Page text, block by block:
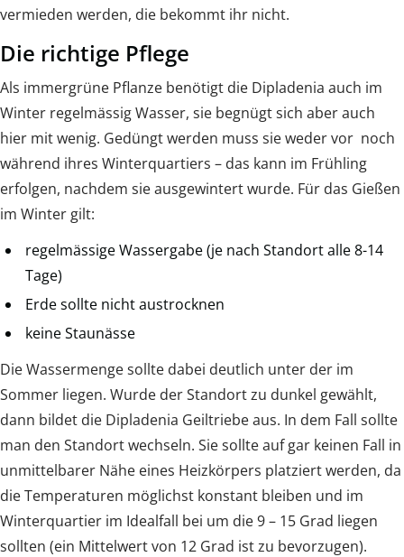
vermieden werden, die bekommt ihr nicht.
Die richtige Pflege
Als immergrüne Pflanze benötigt die Dipladenia auch im
Winter regelmässig Wasser, sie begnügt sich aber auch
hier mit wenig. Gedüngt werden muss sie weder vor noch
während ihres Winterquartiers – das kann im Frühling
erfolgen, nachdem sie ausgewintert wurde. Für das Gießen
im Winter gilt:
regelmässige Wassergabe (je nach Standort alle 8-14
Tage)
Erde sollte nicht austrocknen
keine Staunässe
Die Wassermenge sollte dabei deutlich unter der im
Sommer liegen. Wurde der Standort zu dunkel gewählt,
dann bildet die Dipladenia Geiltriebe aus. In dem Fall sollte
man den Standort wechseln. Sie sollte auf gar keinen Fall in
unmittelbarer Nähe eines Heizkörpers platziert werden, da
die Temperaturen möglichst konstant bleiben und im
Winterquartier im Idealfall bei um die 9 – 15 Grad liegen
sollten (ein Mittelwert von 12 Grad ist zu bevorzugen).